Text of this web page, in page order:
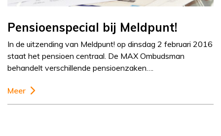
Pensioenspecial bij Meldpunt!
In de uitzending van Meldpunt! op dinsdag 2 februari 2016
staat het pensioen centraal. De MAX Ombudsman
behandelt verschillende pensioenzaken….
Meer